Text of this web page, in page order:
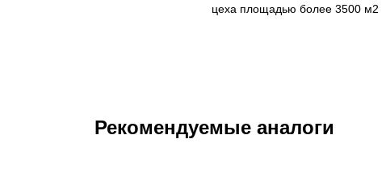
цеха площадью более 3500 м2
Рекомендуемые аналоги